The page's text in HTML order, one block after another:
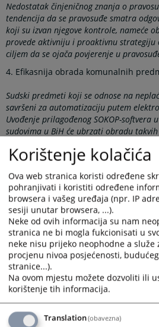
Nedostatak činjeničnog znanja o
tendencija da se pravosuđe smatra
koji su izvan njegove kontrole, nameće
provede aktivniju i proaktivnu strategiju
ciljem da se ojača povjerenje u
4. Efikasnija obrada komunalnih
Sudski predmeti koji se odnose na
savršeni za automatizaciju putem
Uvođenje prilagođenog SOKOP-softvera
sudovima u BiH će ubrzati obradu
izvršenje neplaćenih dugova koji su
5. Modernizacija sudskih zgrada
Moderan i funkcionalno opremljen
preduslova za efikasan rad pravosudnih
Osnovne informacije o projektu
Trajanje
maj 2015 – maj 2018 (3 godine)
Mjesto/područje obuhvaćeno
Bosna i Hercegovina
Budžet projekta
Korištenje kolačića
Ova web stranica koristi određene
pohranjivati i koristiti određene
browsera i vašeg uređaja (npr. IP
sesiji unutar browsera, ...).
Neke od ovih informacija su nam
stranica ne bi mogla fukcionisati u
neke nisu prijeko neophodne a služe
procjenu nivoa posjećenosti,
stranice...).
Na ovom mjestu možete dozvoliti ili
korištenje tih informacija.
Translation(obavezna)